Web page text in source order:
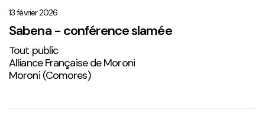
conférence
slamée
13 février 2026
Sabena - conférence slamée
Tout public
Alliance Française de Moroni
Moroni (Comores)